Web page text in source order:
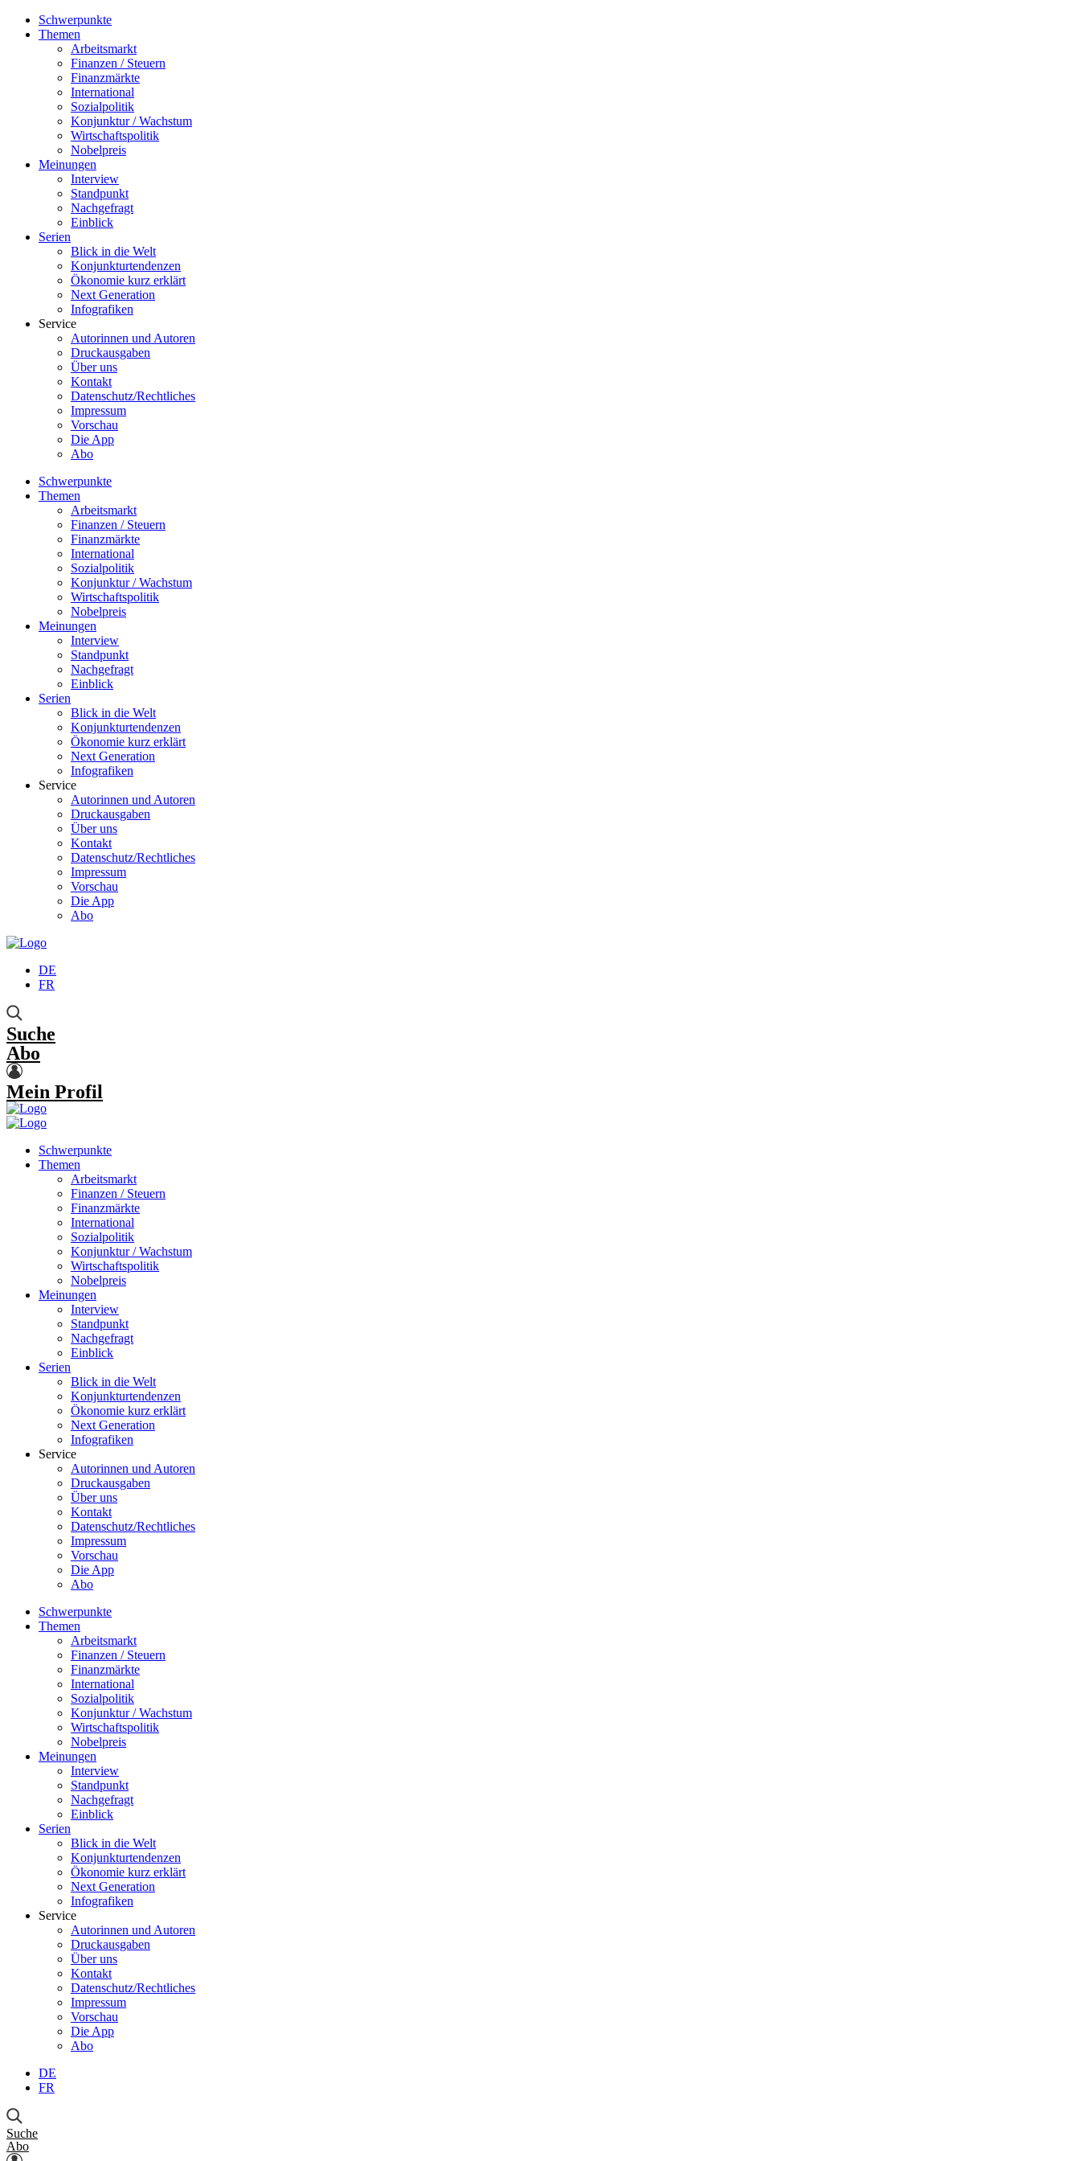
Schwerpunkte
Themen
Arbeitsmarkt
Finanzen / Steuern
Finanzmärkte
International
Sozialpolitik
Konjunktur / Wachstum
Wirtschaftspolitik
Nobelpreis
Meinungen
Interview
Standpunkt
Nachgefragt
Einblick
Serien
Blick in die Welt
Konjunkturtendenzen
Ökonomie kurz erklärt
Next Generation
Infografiken
Service
Autorinnen und Autoren
Druckausgaben
Über uns
Kontakt
Datenschutz/Rechtliches
Impressum
Vorschau
Die App
Abo
Schwerpunkte
Themen
Arbeitsmarkt
Finanzen / Steuern
Finanzmärkte
International
Sozialpolitik
Konjunktur / Wachstum
Wirtschaftspolitik
Nobelpreis
Meinungen
Interview
Standpunkt
Nachgefragt
Einblick
Serien
Blick in die Welt
Konjunkturtendenzen
Ökonomie kurz erklärt
Next Generation
Infografiken
Service
Autorinnen und Autoren
Druckausgaben
Über uns
Kontakt
Datenschutz/Rechtliches
Impressum
Vorschau
Die App
Abo
DE
FR
Suche
Abo
Mein Profil
Schwerpunkte
Themen
Arbeitsmarkt
Finanzen / Steuern
Finanzmärkte
International
Sozialpolitik
Konjunktur / Wachstum
Wirtschaftspolitik
Nobelpreis
Meinungen
Interview
Standpunkt
Nachgefragt
Einblick
Serien
Blick in die Welt
Konjunkturtendenzen
Ökonomie kurz erklärt
Next Generation
Infografiken
Service
Autorinnen und Autoren
Druckausgaben
Über uns
Kontakt
Datenschutz/Rechtliches
Impressum
Vorschau
Die App
Abo
Schwerpunkte
Themen
Arbeitsmarkt
Finanzen / Steuern
Finanzmärkte
International
Sozialpolitik
Konjunktur / Wachstum
Wirtschaftspolitik
Nobelpreis
Meinungen
Interview
Standpunkt
Nachgefragt
Einblick
Serien
Blick in die Welt
Konjunkturtendenzen
Ökonomie kurz erklärt
Next Generation
Infografiken
Service
Autorinnen und Autoren
Druckausgaben
Über uns
Kontakt
Datenschutz/Rechtliches
Impressum
Vorschau
Die App
Abo
DE
FR
Suche
Abo